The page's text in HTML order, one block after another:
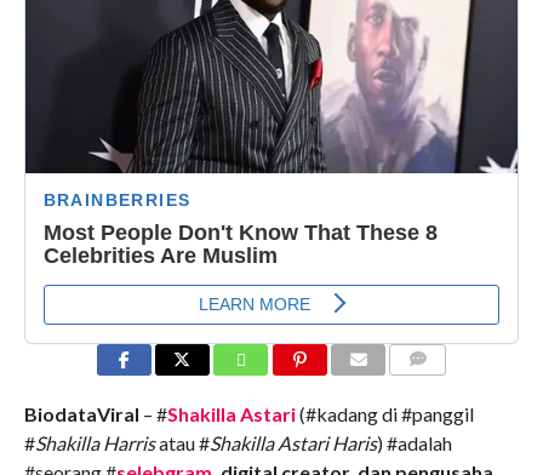
BiodataViral – #Shakilla Astari(#kadang di #panggil
#Shakilla Harrisatau #Shakilla Astari Haris) #adalah